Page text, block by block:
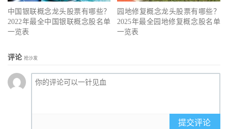
中国银联概念龙头股票有哪些？
2022年最全中国银联概念股名单
一览表
园地修复概念龙头股票有哪些？
2025年最全园地修复概念股名单
一览表
评论 抢沙发
提交评论